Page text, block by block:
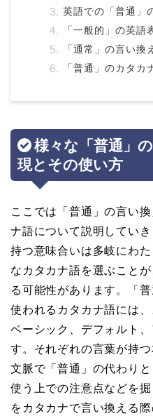
英語での「普通」
「一般的」の英語
「通常」の言い換
「普通」のカタカ
様々な「普通」
現とその使い方
ここでは「普通」の言い
ナ語について説明してい
持つ意味合いは多岐にわ
なカタカナ語を選ぶこと
る可能性があります。「
使われるカタカナ語には
ベーシック、デフォルト
す。それぞれの言葉が持
文脈で「普通」の代わり
使う上での注意点などを
をカタカナで言い換える